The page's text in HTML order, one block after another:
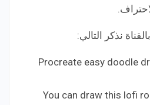
نذكر التالي:
Procreate easy doodle
You can draw this lofi